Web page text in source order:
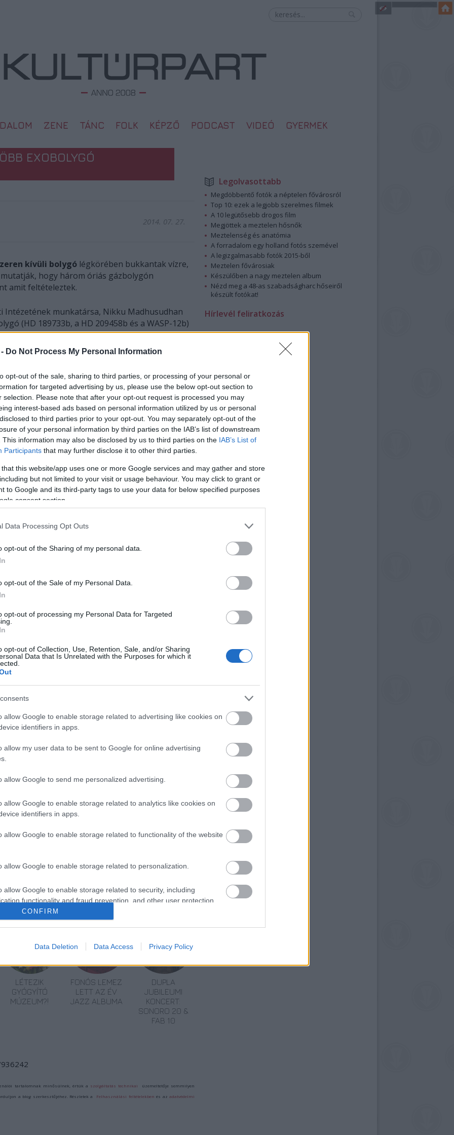
Do Not Process My Personal Information
opt-out of the sale, sharing to third parties, or processing of your personal or
for targeted advertising by us, please use the below opt-out section to
selection. Please note that after your opt-out request is processed you may
interest-based ads based on personal information utilized by us or personal
to third parties prior to your opt-out. You may separately opt-out of the
of your personal information by third parties on the IAB’s list of downstream
This information may also be disclosed by us to third parties on the IAB’s List of
Participants that may further disclose it to other third parties.
that this website/app uses one or more Google services and may gather and store
but not limited to your visit or usage behaviour. You may click to grant or
to Google and its third-party tags to use your data for below specified purposes
consent section.
Data Processing Opt Outs
opt-out of the Sharing of my personal data.
opt-out of the Sale of my Personal Data.
opt-out of processing my Personal Data for Targeted
opt-out of Collection, Use, Retention, Sale, and/or Sharing
Data that Is Unrelated with the Purposes for which it
allow Google to enable storage related to advertising like cookies on
identifiers in apps.
allow my user data to be sent to Google for online advertising
allow Google to send me personalized advertising.
allow Google to enable storage related to analytics like cookies on
identifiers in apps.
allow Google to enable storage related to functionality of the website
allow Google to enable storage related to personalization.
allow Google to enable storage related to security, including
functionality and fraud prevention, and other user protection.
CONFIRM
Data Deletion Data Access Privacy Policy
ZENE TÁNC FOLK KÉPZŐ PODCAST VIDEÓ GYERMEK
EXOBOLYGÓ
2014. 07. 27.
kívüli bolygó légkörében bukkantak vízre,
hogy három óriás gázbolygón
amit feltételeztek.
Intézetének munkatársa, Nikku Madhusudhan
(HD 189733b, a HD 209458b és a WASP-12b)
bolygók mindegyike úgynevezett
nagyon közeli pályán keringenek.
között van, ez lehetővé teszi, hogy észleljék a
csillagászati szaklapban megjelent tanulmány
égitest atmoszférájában csak tízezred annyi
elmélete alapján feltételeztek a tudósok.
mindenekelőtt a folyékony
utáni kutatás ezzel még nagyobb kihívássá
jelűn végzett mérés az eddigi legpontosabb,
található vegyület esetében végeztek" -
jelenthetjük ki, hogy vizet találtunk
mégis megdöbbentő" - mondta a tudós.
meg a tudósok a Hubble űrteleszkóppal,
előtt. A csillag által kibocsátott fény
modellek és statisztikai számítások
légkörének vízgőzmennyiségét.
LÉTEZIK
GYÓGYÍTÓ
MÚZEUM?!
FONÓS LEMEZ
LETT AZ ÉV
JAZZ ALBUMA
DUPLA
JUBILEUMI
KONCERT:
SONORO 20 &
FAB 10
tartalomnak minősülnek, értük a szolgáltatás technikai üzemeltetője semmilyen
a blog szerkesztőjéhez. Részletek a Felhasználási feltételekben és azadatvédelmi
Legolvasottabb
Megdöbbentő fotók a néptelen fővárosról
Top 10: ezek a legjobb szerelmes filmek
A 10 legütősebb drogos film
Megjöttek a meztelen hősnők
Meztelenség és anatómia
A forradalom egy holland fotós szemével
A legizgalmasabb fotók 2015-ből
Meztelen fővárosiak
Készülőben a nagy meztelen album
Nézd meg a 48-as szabadságharc hőseiről
készült fotókat!
Hírlevél feliratkozás